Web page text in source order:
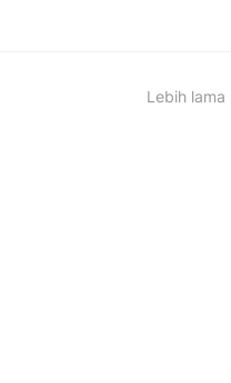
Lebih lama